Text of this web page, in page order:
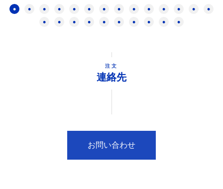
注文
連絡先
お問い合わせ